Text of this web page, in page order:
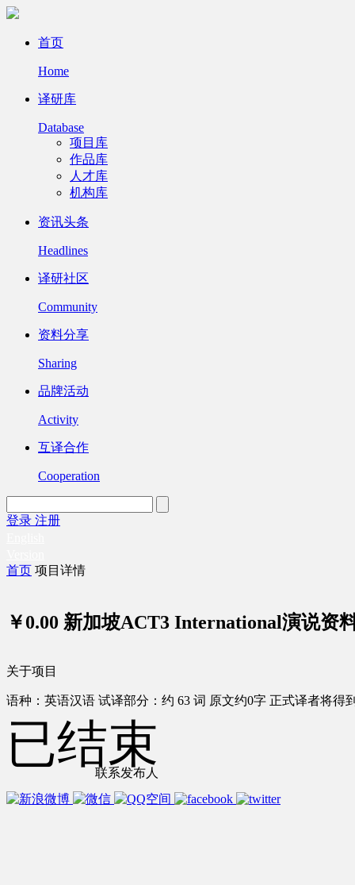
首页
Home
译研库
Database
项目库
作品库
人才库
机构库
资讯头条
Headlines
译研社区
Community
资料分享
Sharing
品牌活动
Activity
互译合作
Cooperation
登录 注册
首页 项目详情
￥0.00 新加坡ACT3 International演说资
关于项目
语种：英语汉语 试译部分：约 63 词 原文约0字 正式译者将得
联系发布人
已结束